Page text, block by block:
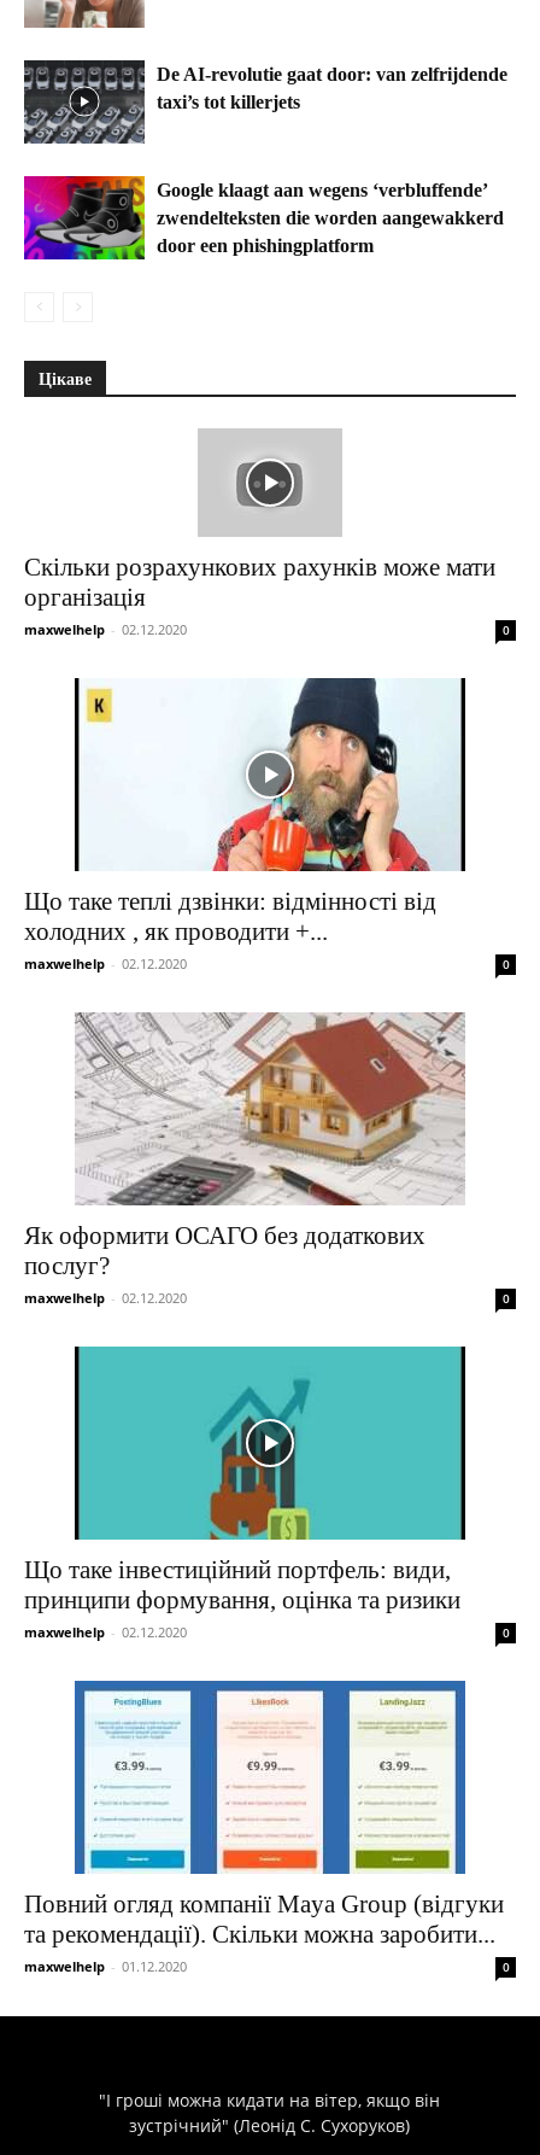
De AI-revolutie gaat door: van zelfrijdende
taxi’s tot killerjets
Google klaagt aan wegens ‘verbluffende’
zwendelteksten die worden aangewakkerd
door een phishingplatform
Цікаве
Скільки розрахункових рахунків може мати
організація
maxwelhelp - 02.12.2020 0
Що таке теплі дзвінки: відмінності від
холодних , як проводити +...
maxwelhelp - 02.12.2020 0
Як оформити ОСАГО без додаткових
послуг?
maxwelhelp - 02.12.2020 0
Що таке інвестиційний портфель: види,
принципи формування, оцінка та ризики
maxwelhelp - 02.12.2020 0
Повний огляд компанії Maya Group (відгуки
та рекомендації). Скільки можна заробити...
maxwelhelp - 01.12.2020 0
"І гроші можна кидати на вітер, якщо він
зустрічний" (Леонід С. Сухоруков)